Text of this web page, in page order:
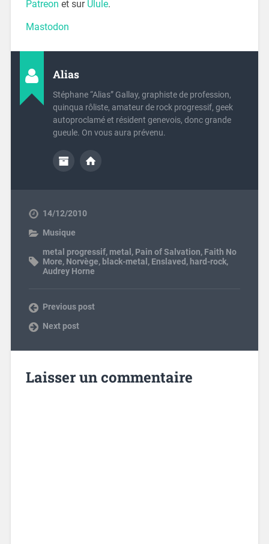
Patreon et sur Ulule.
Mastodon
Alias
Stéphane “Alias” Gallay, graphiste de profession,
quinqua rôliste, amateur de rock progressif, geek
autoproclamé et résident genevois, donc grande
gueule. On vous aura prévenu.
14/12/2010
Musique
metal progressif, metal , Pain of Salvation, Faith No
More, Norvège, black-metal , Enslaved , hard-rock,
Audrey Horne
Previous post
Next post
Laisser un commentaire